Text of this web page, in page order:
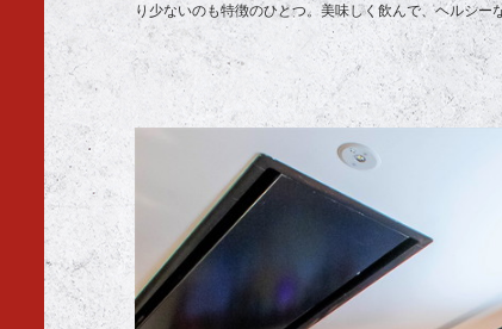
り少ないのも特徴のひとつ。美味しく飲んで、ヘルシー